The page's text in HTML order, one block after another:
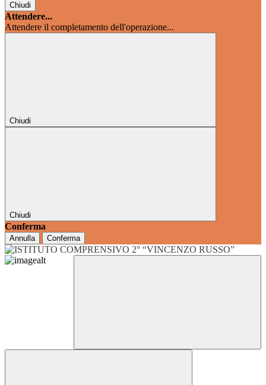
Chiudi
Attendere...
Attendere il completamento dell'operazione...
Chiudi
Chiudi
Conferma
Annulla Conferma